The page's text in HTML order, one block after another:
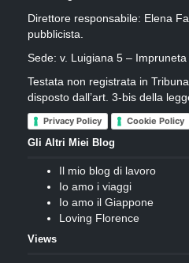
Direttore responsabile: Elena
pubblicista.
Sede: v. Luigiana 5 –
Testata non registrata in
disposto dall’art. 3-bis della
Privacy Policy Cookie Policy
Gli Altri Miei Blog
Il mio blog di lavoro
Io amo i viaggi
Io amo il Giappone
Loving Florence
Views